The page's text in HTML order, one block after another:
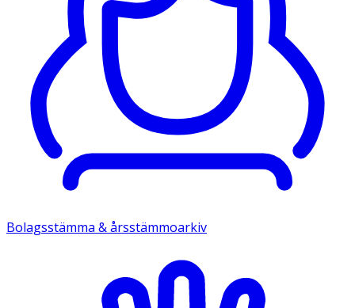
Bolagsstämma & årsstämmoarkiv